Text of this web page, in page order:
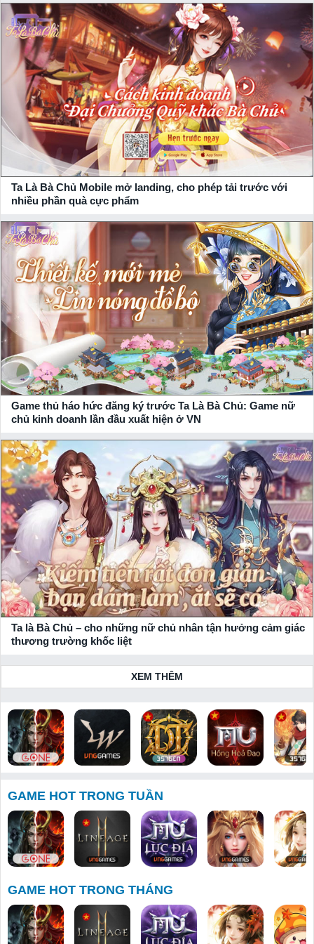
Hãy đồng hành cùng xemgame.com để cập nhật những thông
tin mới nhất về tựa game này và đồng thời thu về thật nhiều
giftcode, vip codegame giá trị từ NPH MuuGamegửi tặng.
Ta Là Bà Chủ Mobile mở landing, cho phép tải trước với
nhiều phần quà cực phẩm
Game thủ háo hức đăng ký trước Ta Là Bà Chủ: Game nữ
chủ kinh doanh lần đầu xuất hiện ở VN
Ta là Bà Chủ – cho những nữ chủ nhân tận hưởng cảm giác
thương trường khốc liệt
XEM THÊM
Anh Hùng
GAME HOT TRONG TUẦN
GAME HOT TRONG THÁNG